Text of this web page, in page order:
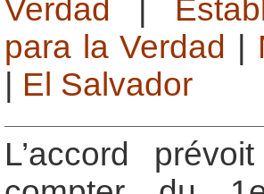
Verdad
para la Verdad
El Salvador
L’accord